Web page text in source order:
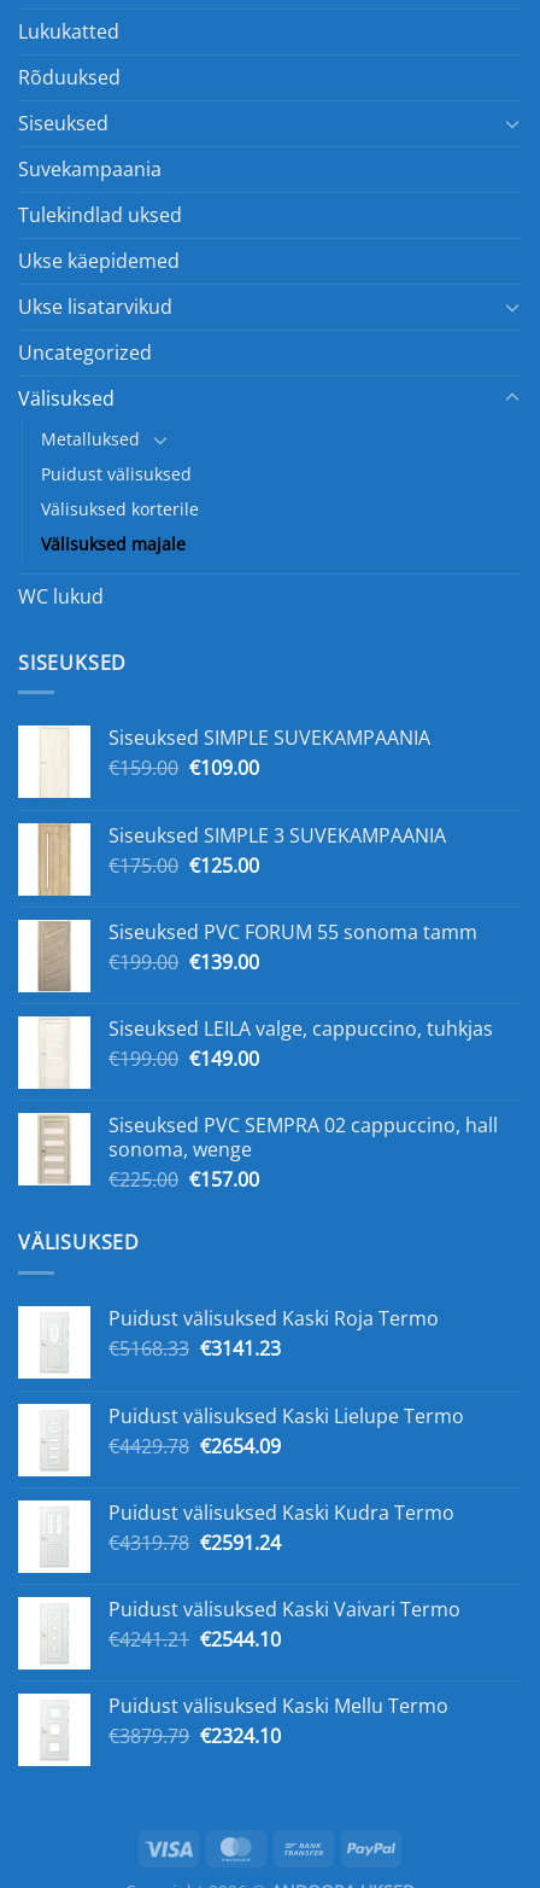
Lukukatted
Rõduuksed
Siseuksed
Suvekampaania
Tulekindlad uksed
Ukse käepidemed
Ukse lisatarvikud
Uncategorized
Välisuksed
Metalluksed
Puidust välisuksed
Välisuksed korterile
Välisuksed majale
WC lukud
SISEUKSED
Siseuksed SIMPLE SUVEKAMPAANIA
€159.00 Первоначальная
€159.00.
€109.00Текущая
Siseuksed SIMPLE 3 SUVEKAMPAANIA
€175.00 Первоначальная
€175.00.
€125.00Текущая
Siseuksed PVC FORUM 55 sonoma tamm
€199.00 Первоначальная
€199.00.
€139.00Текущая
Siseuksed LEILA valge, cappuccino, tuhkjas
€199.00 Первоначальная
€199.00.
€149.00Текущая
Siseuksed PVC SEMPRA 02 cappuccino, hall
sonoma, wenge
€225.00 Первоначальная
€157.00Текущая
VÄLISUKSED
Puidust välisuksed Kaski Roja Termo
€5168.33 Первоначальная
€5168.33.
€3141.23Текущая
Puidust välisuksed Kaski Lielupe Termo
€4429.78 Первоначальная
€4429.78.
€2654.09Текущая
Puidust välisuksed Kaski Kudra Termo
€4319.78 Первоначальная
€4319.78.
€2591.24Текущая
Puidust välisuksed Kaski Vaivari Termo
€4241.21 Первоначальная
€4241.21.
€2544.10Текущая
Puidust välisuksed Kaski Mellu Termo
€3879.79 Первоначальная
€2324.10Текущая